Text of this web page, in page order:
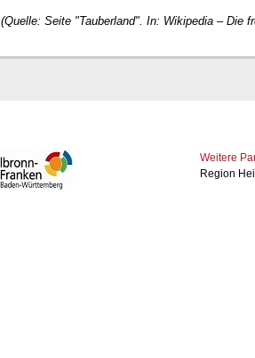
(Quelle: Seite "Tauberland". In: Wikipedia – Die
Weitere
Region